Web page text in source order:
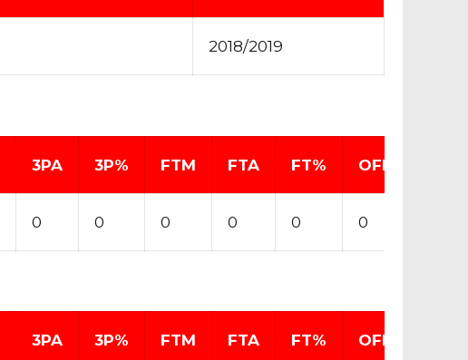
2018/2019
3PA 3P% FTM FTA FT% OFF
0 0 0 0 0 0
3PA 3P% FTM FTA FT% OFF